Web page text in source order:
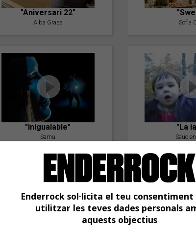
"Aniversari 22"
Alba Grasa Sofia
"Inigualable"
Samu
"La
Saüc
Enderrock sol·licita el teu consentiment
utilitzar les teves dades personals
aquests objectius